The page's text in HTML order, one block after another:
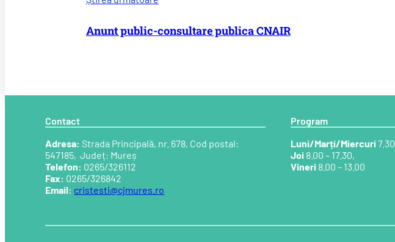
Anunt public-consultare publica CNAIR
Contact
Adresa: Strada Principală, nr. 678, Cod postal:
547185, Județ: Mureș
Telefon: 0265/326112
Fax: 0265/326842
Email: cristesti@cjmures.ro
Program
Luni/Marți/Miercuri7.30
Joi8.00 – 17.30,
Vineri8.00 – 13.00